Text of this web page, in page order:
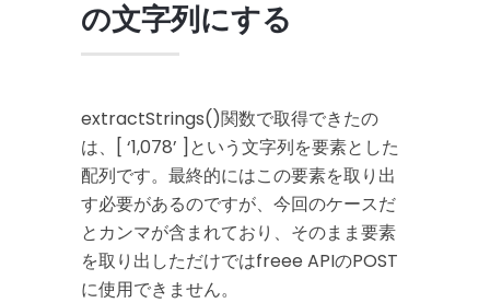
の文字列にする
extractStrings()関数で取得できたの
は、[ ‘1,078’ ]という文字列を要素とした
配列です。最終的にはこの要素を取り出
す必要があるのですが、今回のケースだ
とカンマが含まれており、そのまま要素
を取り出しただけではfreee APIのPOST
に使用できません。